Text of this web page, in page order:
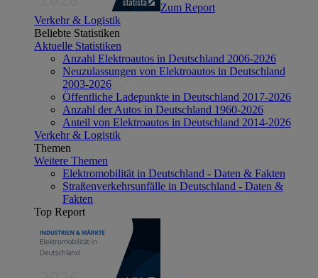
Zum Report
Verkehr & Logistik
Beliebte Statistiken
Aktuelle Statistiken
Anzahl Elektroautos in Deutschland 2006-2026
Neuzulassungen von Elektroautos in Deutschland
2003-2026
Öffentliche Ladepunkte in Deutschland 2017-2026
Anzahl der Autos in Deutschland 1960-2026
Anteil von Elektroautos in Deutschland 2014-2026
Verkehr & Logistik
Themen
Weitere Themen
Elektromobilität in Deutschland - Daten & Fakten
Straßenverkehrsunfälle in Deutschland - Daten &
Fakten
Top Report